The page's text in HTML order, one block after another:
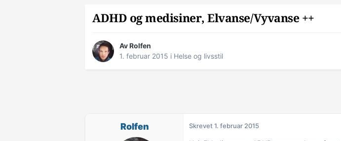
ADHD og medisiner, Elvanse/Vyvanse ++
AvRolfen
1. februar 2015 i Helse og livsstil
Rolfen Skrevet1. februar 2015